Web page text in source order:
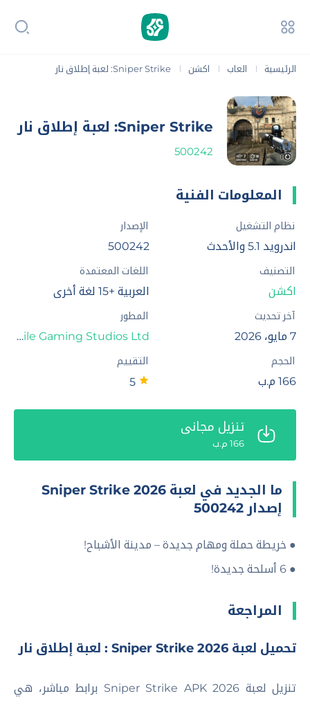
الرئيسية | العاب | اكشن | Sniper Strike: لعبة إطلاق نار
Sniper Strike: لعبة إطلاق نار
500242
المعلومات الفنية
نظام التشغيل
اندرويد 5.1 والأحدث
الإصدار
500242
التصنيف
اكشن
اللغات المعتمدة
العربية +15 لغة أخرى
آخر تحديث
7 مايو، 2026
المطور
Mobile Gaming Studios Ltd.‏
الحجم
166 م.ب
التقييم
تنزيل مجاني
166 م.ب
ما الجديد في لعبة Sniper Strike 2026
إصدار 500242
● خريطة حملة ومهام جديدة – مدينة الأشباح!
● 6 أسلحة جديدة!
المراجعة
تحميل لعبة Sniper Strike 2026 : لعبة إطلاق نار
تنزيل لعبة Sniper Strike APK 2026 برابط مباشر، هي